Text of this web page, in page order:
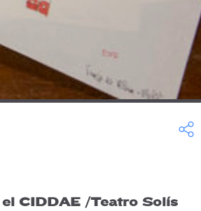
CIDDAE /Teatro Solís